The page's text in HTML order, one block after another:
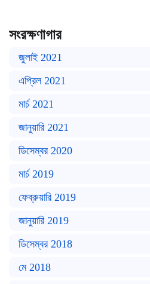
সংরক্ষণাগার
জুলাই 2021
এপ্রিল 2021
মার্চ 2021
জানুয়ারি 2021
ডিসেম্বর 2020
মার্চ 2019
ফেব্রুয়ারি 2019
জানুয়ারি 2019
ডিসেম্বর 2018
মে 2018